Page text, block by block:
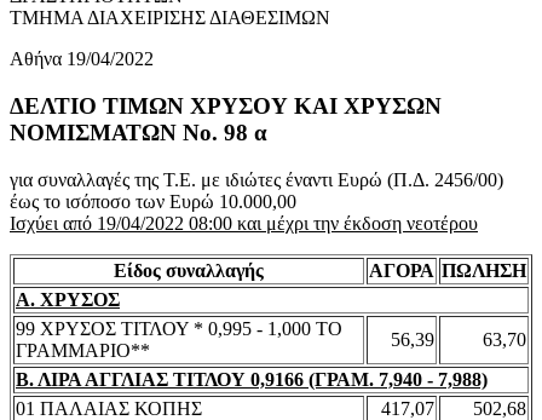
ΤΜΗΜΑ ΔΙΑΧΕΙΡΙΣΗΣ ΔΙΑΘΕΣΙΜΩΝ
Αθήνα 19/04/2022
ΔΕΛΤΙΟ ΤΙΜΩΝ ΧΡΥΣΟΥ ΚΑΙ ΧΡΥΣΩΝ
ΝΟΜΙΣΜΑΤΩΝ No. 98 α
για συναλλαγές της Τ.Ε. με ιδιώτες έναντι Ευρώ (Π.Δ. 2456/00)
έως το ισόποσο των Ευρώ 10.000,00
Ισχύει από 19/04/2022 08:00 και μέχρι την έκδοση νεοτέρου
Είδος συναλλαγής ΑΓΟΡΑ ΠΩΛΗΣΗ
Α. ΧΡΥΣΟΣ
99 ΧΡΥΣΟΣ ΤΙΤΛΟΥ * 0,995 - 1,000 ΤΟ
ΓΡΑΜΜΑΡΙΟ**
56,39
63,70
Β. ΛΙΡΑ ΑΓΓΛΙΑΣ ΤΙΤΛΟΥ 0,9166 (ΓΡΑΜ. 7,940 - 7,988)
01 ΠΑΛΑΙΑΣ ΚΟΠΗΣ
417,07
502,68